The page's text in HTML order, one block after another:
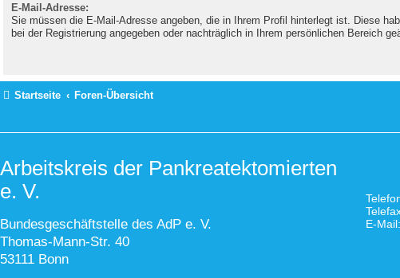
E-Mail-Adresse:
Sie müssen die E-Mail-Adresse angeben, die in Ihrem Profil hinterlegt ist. Diese
bei der Registrierung angegeben oder nachträglich in Ihrem persönlichen Bereich
Startseite Foren-Übersicht
Arbeitskreis der Pankreatektomierten
e. V.
Bundesgeschäftstelle des AdP e. V.
Thomas-Mann-Str. 40
53111 Bonn
E-